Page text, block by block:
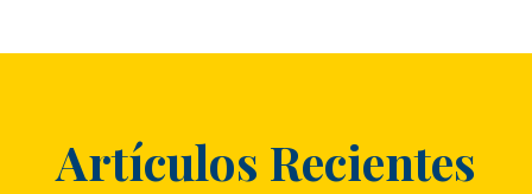
Artículos Recientes